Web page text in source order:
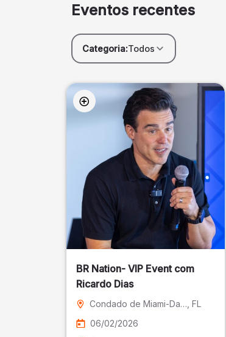
Eventos recentes
Categoria:Todos
BR Nation- VIP Event com
Ricardo Dias
Condado de Miami-Dade , FL
06/02/2026